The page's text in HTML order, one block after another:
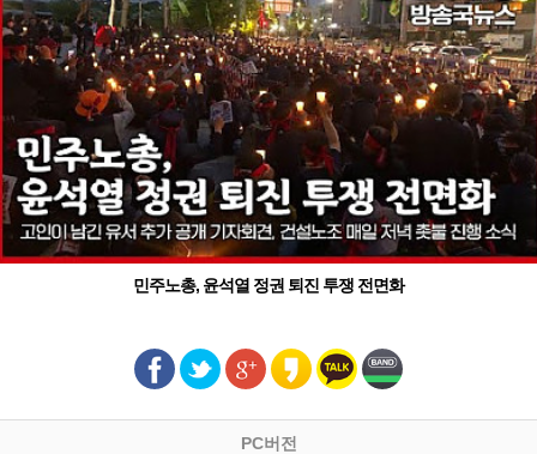
민주노총, 윤석열 정권 퇴진 투쟁 전면화
PC버전